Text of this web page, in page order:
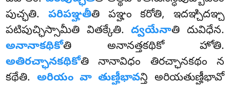
పుచ్ఛతి. పరిపఞ్హతీతి పఞ్హం కరోతి, ఇదఞ్చిదఞ్చ
పటిపుచ్ఛిస్సామీతి వితక్కేతి.ద్వయేనాతి దువిధేన.
అనానాకథికోతి అనానత్తకథికో హోతి.
అతిరచ్ఛానకథికోతి నానావిధం తిరచ్ఛానకథం న
కథేతి. అరియం వా తుణ్హీభావన్తి అరియతుణ్హీభావో